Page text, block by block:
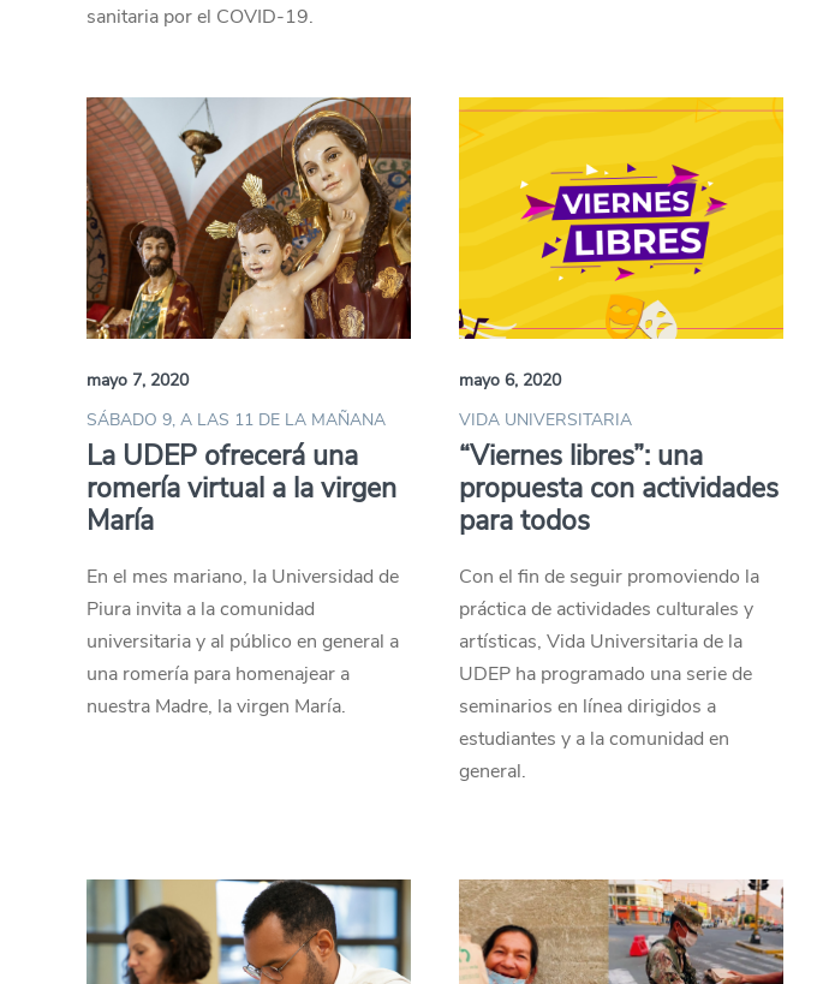
sanitaria por el COVID-19.
mayo 7, 2020
SÁBADO 9, A LAS 11 DE LA MAÑANA
La UDEP ofrecerá una
romería virtual a la virgen
María
En el mes mariano, la Universidad de
Piura invita a la comunidad
universitaria y al público en general a
una romería para homenajear a
nuestra Madre, la virgen María.
mayo 6, 2020
VIDA UNIVERSITARIA
“Viernes libres”: una
propuesta con actividades
para todos
Con el fin de seguir promoviendo la
práctica de actividades culturales y
artísticas, Vida Universitaria de la
UDEP ha programado una serie de
seminarios en línea dirigidos a
estudiantes y a la comunidad en
general.